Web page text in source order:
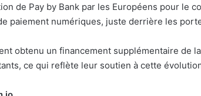
de Pay by Bank par les Européens pour le
paiement numériques, juste derrière les
obtenu un financement supplémentaire de
ce qui reflète leur soutien à cette